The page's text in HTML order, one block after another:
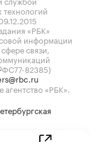
«РБК»
информации
связи,
82385)
«РБК».